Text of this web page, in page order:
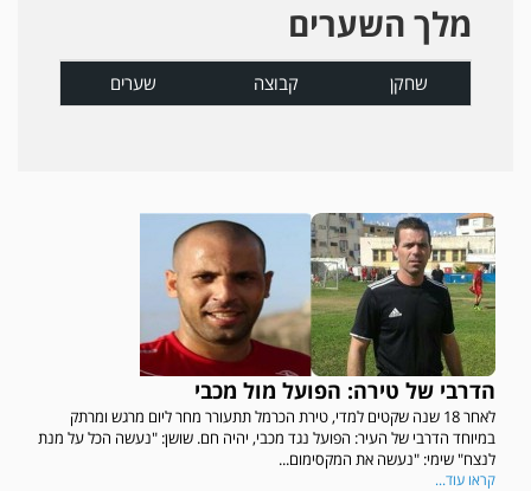
מלך השערים
שחקן קבוצה שערים
הדרבי של טירה: הפועל מול מכבי
לאחר 18 שנה שקטים למדי, טירת הכרמל תתעורר מחר ליום מרגש ומרתק
במיוחד הדרבי של העיר: הפועל נגד מכבי, יהיה חם. שושן: "נעשה הכל על מנת
לנצח" שימי: "נעשה את המקסימום...
קראו עוד...